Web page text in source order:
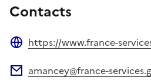
Contacts
https://www.france-
amancey@france-